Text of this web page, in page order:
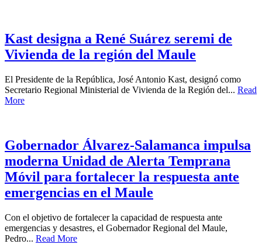
Kast designa a René Suárez seremi de
Vivienda de la región del Maule
El Presidente de la República, José Antonio Kast, designó como
Secretario Regional Ministerial de Vivienda de la Región del... Read
More
Gobernador Álvarez-Salamanca impulsa
moderna Unidad de Alerta Temprana
Móvil para fortalecer la respuesta ante
emergencias en el Maule
Con el objetivo de fortalecer la capacidad de respuesta ante
emergencias y desastres, el Gobernador Regional del Maule,
Pedro... Read More